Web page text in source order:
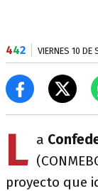
442 VIERNES 10 DE
L a
proyecto que